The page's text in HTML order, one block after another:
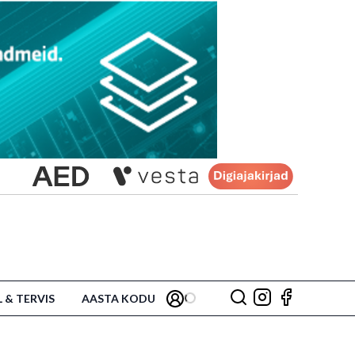
& TERVIS AASTA KODU